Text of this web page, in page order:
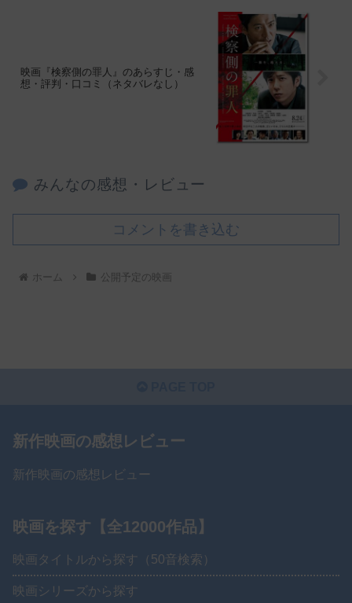
映画『検察側の罪人』のあらすじ・感
想・評判・口コミ（ネタバレなし）
みんなの感想・レビュー
コメントを書き込む
ホーム 公開予定の映画
新作映画の感想レビュー
新作映画の感想レビュー
映画を探す【全12000作品】
映画タイトルから探す（50音検索）
映画シリーズから探す